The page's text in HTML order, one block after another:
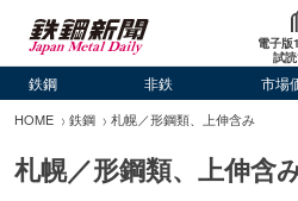
電子版
試
鉄鋼 非鉄 市場
HOME 鉄鋼 札幌／形鋼類、上伸含み
札幌／形鋼類、上伸含